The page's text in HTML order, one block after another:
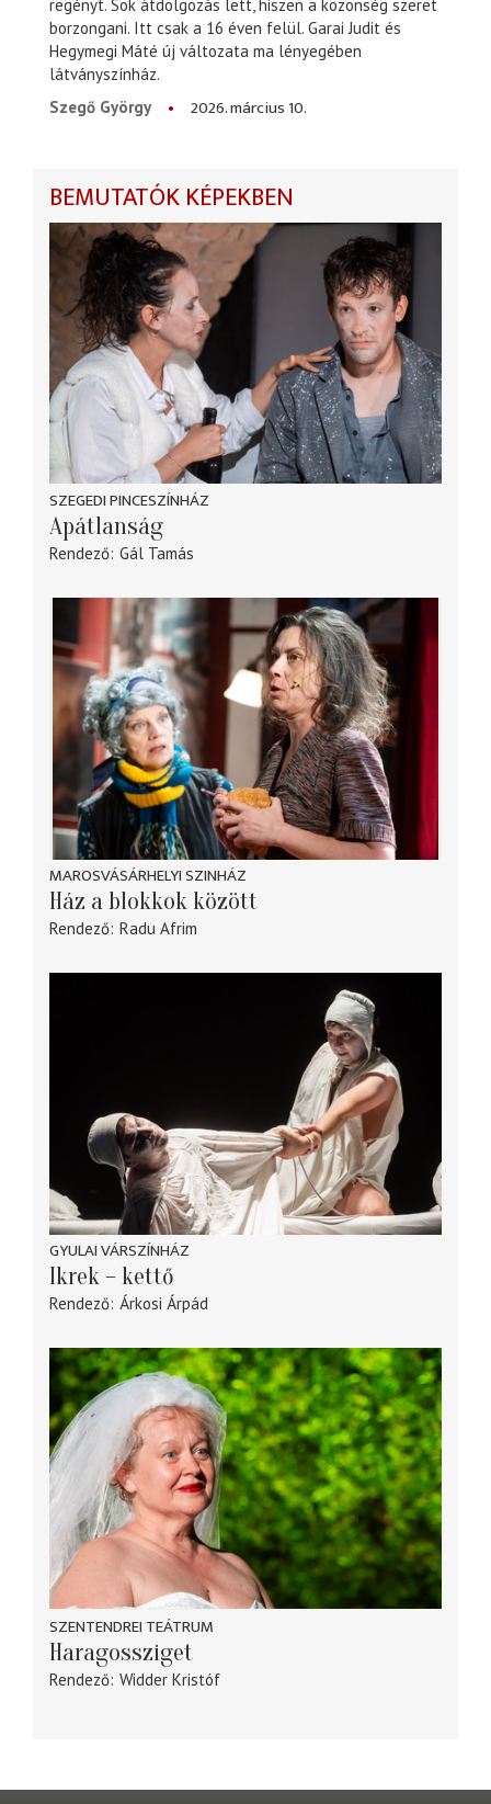
regényt. Sok átdolgozás lett, hiszen a közönség szeret
borzongani. Itt csak a 16 éven felül. Garai Judit és
Hegymegi Máté új változata ma lényegében
látványszínház.
Szegő György
2026. március 10.
BEMUTATÓK KÉPEKBEN
SZEGEDI PINCESZÍNHÁZ
Apátlanság
Rendező Gál Tamás
MAROSVÁSÁRHELYI SZINHÁZ
Ház a blokkok között
Rendező Radu Afrim
GYULAI VÁRSZÍNHÁZ
Ikrek – kettő
Rendező Árkosi Árpád
SZENTENDREI TEÁTRUM
Haragossziget
Rendező Widder Kristóf